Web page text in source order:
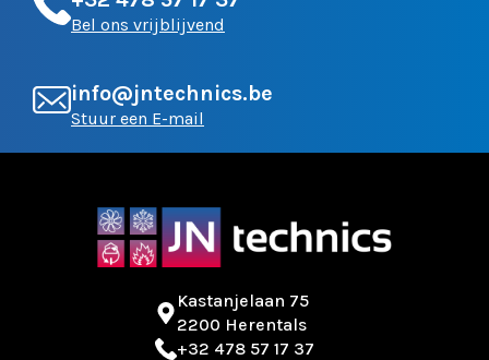
Bel ons vrijblijvend
info@jntechnics.be
Stuur een E-mail
Kastanjelaan 75
2200 Herentals
+32 478 57 17 37